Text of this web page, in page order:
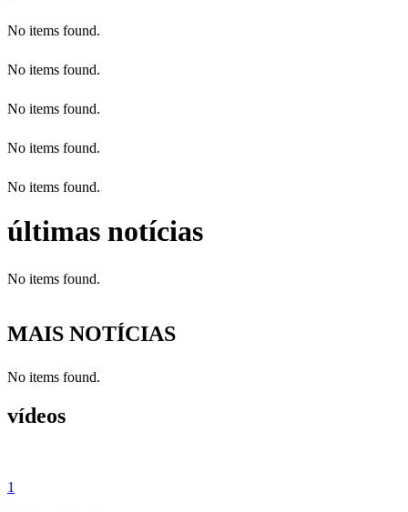
No items found.
No items found.
No items found.
No items found.
No items found.
últimas notícias
No items found.
MAIS NOTÍCIAS
No items found.
vídeos
1